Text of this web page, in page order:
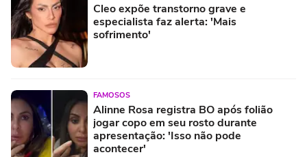
Cleo expõe transtorno grave e
especialista faz alerta: 'Mais
sofrimento'
FAMOSOS
Alinne Rosa registra BO após folião
jogar copo em seu rosto durante
apresentação: 'Isso não pode
acontecer'